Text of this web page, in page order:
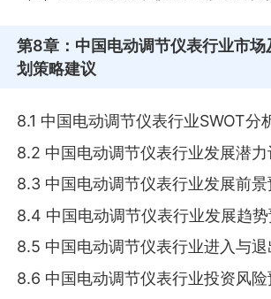
第8章 ：中国电动调节仪表行业市
划策略建议
8.1 中国电动调节仪表行业SWOT分
8.2 中国电动调节仪表行业发展潜力
8.3 中国电动调节仪表行业发展前景
8.4 中国电动调节仪表行业发展趋势
8.5 中国电动调节仪表行业进入与退
8.6 中国电动调节仪表行业投资风险